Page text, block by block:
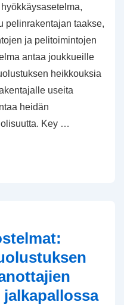
pelinrakentajan taakse,
ja pelitoimintojen
antaa joukkueille
heikkouksia
useita
heidän
Key …
jalkapallossa